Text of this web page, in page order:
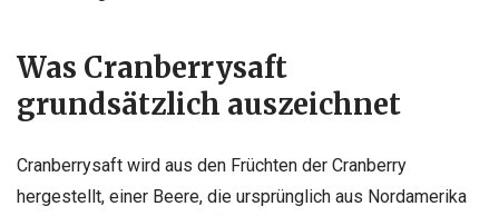
Was Cranberrysaft
grundsätzlich auszeichnet
Cranberrysaft wird aus den Früchten der Cranberry
hergestellt, einer Beere, die ursprünglich aus Nordamerika